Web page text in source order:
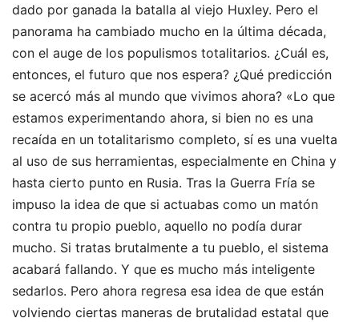
dado por ganada la batalla al viejo Huxley. Pero el
panorama ha cambiado mucho en la última década,
con el auge de los populismos totalitarios. ¿Cuál es,
entonces, el futuro que nos espera? ¿Qué predicción
se acercó más al mundo que vivimos ahora? «Lo que
estamos experimentando ahora, si bien no es una
recaída en un totalitarismo completo, sí es una vuelta
al uso de sus herramientas, especialmente en China y
hasta cierto punto en Rusia. Tras la Guerra Fría se
impuso la idea de que si actuabas como un matón
contra tu propio pueblo, aquello no podía durar
mucho. Si tratas brutalmente a tu pueblo, el sistema
acabará fallando. Y que es mucho más inteligente
sedarlos. Pero ahora regresa esa idea de que están
volviendo ciertas maneras de brutalidad estatal que